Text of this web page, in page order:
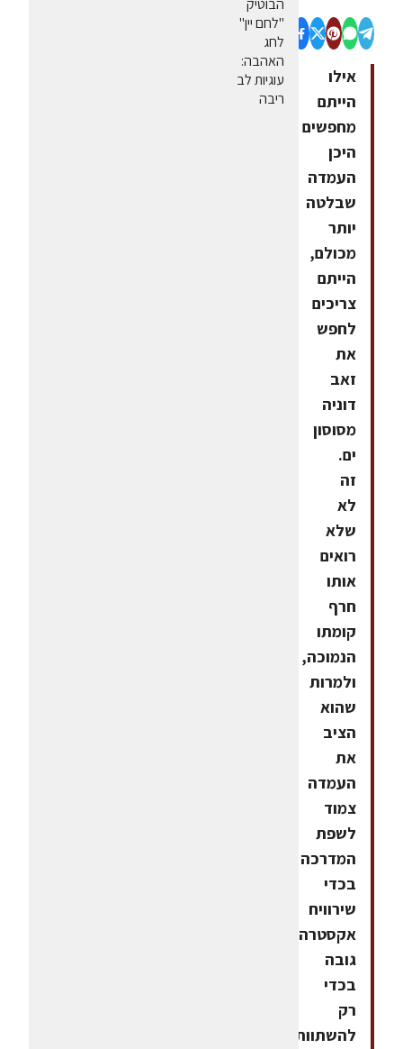
אילו
הייתם
מחפשים
היכן
העמדה
שבלטה
יותר
מכולם,
הייתם
צריכים
לחפש
את
זאב
דוניה
מסוסון
ים.
זה
לא
שלא
רואים
אותו
חרף
קומתו
הנמוכה,
ולמרות
שהוא
הציב
את
העמדה
צמוד
לשפת
המדרכה
בכדי
שירוויח
אקסטרה
גובה
בכדי
רק
להשתוות